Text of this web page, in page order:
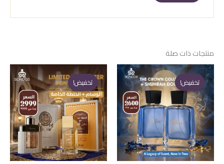
منتجات ذات صلة
تخفيض!
تخفيض! تخفيض!
تخفيض!